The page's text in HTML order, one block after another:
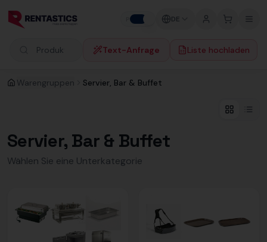
DE
Produkte suchen Text-Anfrage Liste hochladen
Warengruppen Servier, Bar & Buffet
Servier, Bar & Buffet
Wählen Sie eine Unterkategorie